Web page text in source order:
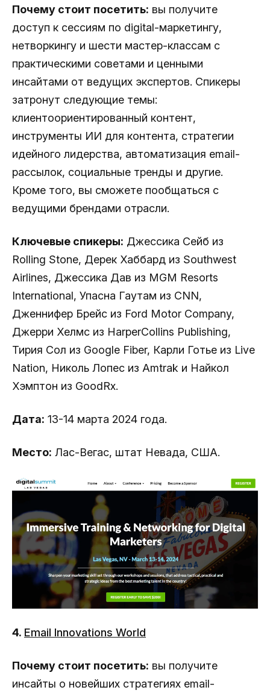
Почему стоит посетить: вы получите
доступ к сессиям по digital-маркетингу,
нетворкингу и шести мастер-классам с
практическими советами и ценными
инсайтами от ведущих экспертов. Спикеры
затронут следующие темы:
клиентоориентированный контент,
инструменты ИИ для контента, стратегии
идейного лидерства, автоматизация email-
рассылок, социальные тренды и другие.
Кроме того, вы сможете пообщаться с
ведущими брендами отрасли.
Ключевые спикеры: Джессика Сейб из
Rolling Stone, Дерек Хаббард из Southwest
Airlines, Джессика Дав из MGM Resorts
International, Упасна Гаутам из CNN,
Дженнифер Брейс из Ford Motor Company,
Джерри Хелмс из HarperCollins Publishing,
Тирия Сол из Google Fiber, Карли Готье из Live
Nation, Николь Лопес из Amtrak и Найкол
Хэмптон из GoodRx.
Дата: 13-14 марта 2024 года.
Место: Лас-Вегас, штат Невада, США.
4. Email Innovations World
Почему стоит посетить: вы получите
инсайты о новейших стратегиях email-